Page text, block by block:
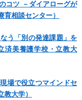
コツ －ダイアローグが
相談センター）
う「別の発達課題」を
済美養護学校・立教大
場で役立つマインドセ
大学）